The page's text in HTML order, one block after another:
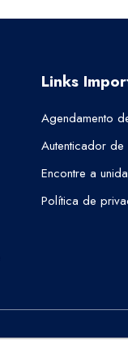
Links
Agendamento
Autenticador de
Encontre a
Política de